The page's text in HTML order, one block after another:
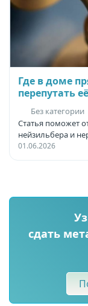
Где в доме
перепутать
Без категории
Статья поможет
нейзильбера и
01.06.2026
сдать